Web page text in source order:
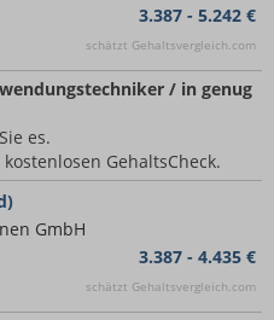
3.387 - 5.242 €
schätzt Gehaltsvergleich.com
/ in genug
es.
GehaltsCheck.
GmbH
3.387 - 4.435 €
schätzt Gehaltsvergleich.com